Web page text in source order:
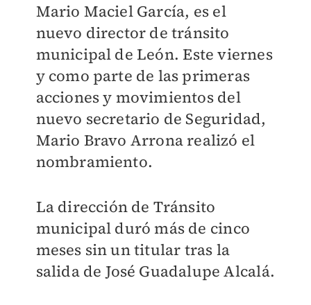
Mario Maciel García, es el
nuevo director de tránsito
municipal de León.Este viernes
y como parte de las primeras
acciones y movimientos del
nuevo secretario de Seguridad,
Mario Bravo Arrona realizó el
nombramiento.
La dirección de Tránsito
municipal duró más de cinco
meses sin un titular tras la
salida de José Guadalupe Alcalá.